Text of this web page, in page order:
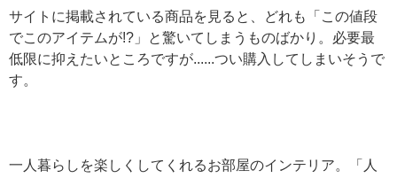
サイトに掲載されている商品を見ると、どれも「この値段
でこのアイテムが!?」と驚いてしまうものばかり。必要最
低限に抑えたいところですが......つい購入してしまいそうで
す。
一人暮らしを楽しくしてくれるお部屋のインテリア。「人